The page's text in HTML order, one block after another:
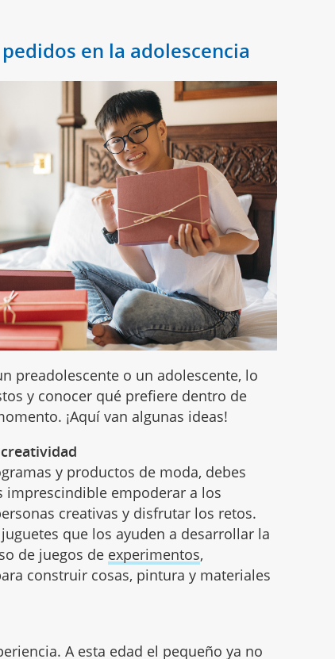
en la adolescencia
preadolescente o un adolescente, lo
y conocer qué prefiere dentro de
¡Aquí van algunas ideas!
y productos de moda, debes
imprescindible empoderar a los
creativas y disfrutar los retos.
que los ayuden a desarrollar la
de juegos de experimentos,
construir cosas, pintura y materiales
A esta edad el pequeño ya no